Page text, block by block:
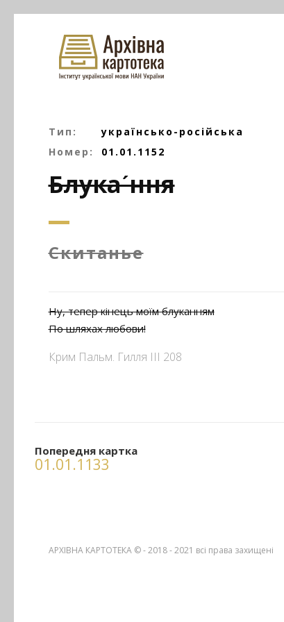
Тип:
українсько-російська
Номер:
01.01.1152
Блукаˊння
Скитанье
Ну, тепер кінець моїм блуканням
По шляхах любови!
Крим Пальм. Гилля ІІІ 208
Попередня картка
01.01.1133
АРХІВНА КАРТОТЕКА © - 2018 - 2021 всі права захищені